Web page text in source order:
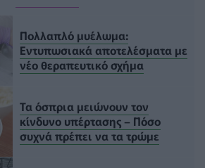
Πολλαπλό μυέλωμα:
Εντυπωσιακά αποτελέσματα με
νέο θεραπευτικό σχήμα
Τα όσπρια μειώνουν τον
κίνδυνο υπέρτασης – Πόσο
συχνά πρέπει να τα τρώμε